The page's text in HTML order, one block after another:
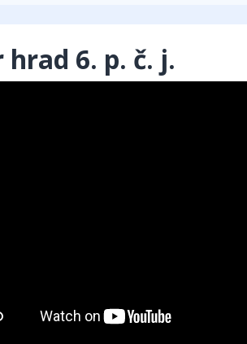
hrad 6. p. č. j.